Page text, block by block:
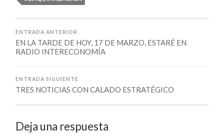
ENTRADA ANTERIOR
EN LA TARDE DE HOY, 17 DE MARZO, ESTARÉ EN
RADIO INTERECONOMÍA
ENTRADA SIGUIENTE
TRES NOTICIAS CON CALADO ESTRATÉGICO
Deja una respuesta